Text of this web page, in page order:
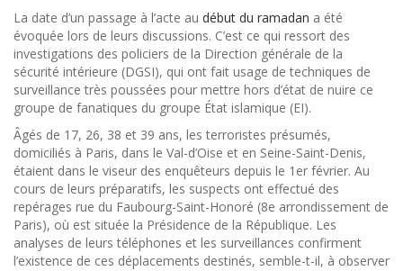
La date d’un passage à l’acte au début du ramadan a été
évoquée lors de leurs discussions. C’est ce qui ressort des
investigations des policiers de la Direction générale de la
sécurité intérieure (DGSI), qui ont fait usage de techniques de
surveillance très poussées pour mettre hors d’état de nuire ce
groupe de fanatiques du groupe État islamique (EI).
Âgés de 17, 26, 38 et 39 ans, les terroristes présumés,
domiciliés à Paris, dans le Val-d’Oise et en Seine-Saint-Denis,
étaient dans le viseur des enquêteurs depuis le 1er février. Au
cours de leurs préparatifs, les suspects ont effectué des
repérages rue du Faubourg-Saint-Honoré (8e arrondissement de
Paris), où est située la Présidence de la République. Les
analyses de leurs téléphones et les surveillances confirment
l’existence de ces déplacements destinés, semble-t-il, à observer